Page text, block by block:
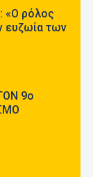
«Ο ρόλος
ευζωία των
9ο